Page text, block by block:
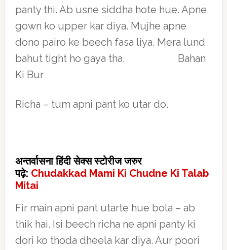
panty thi. Ab usne siddha hote hue. Apne
gown ko upper kar diya. Mujhe apne
dono pairo ke beech fasa liya. Mera lund
bahut tight ho gaya tha. Bahan
Ki Bur
Richa – tum apni pant ko utar do.
अन्तर्वासना हिंदी सेक्स स्टोरीज जरुर
पढ़े: Chudakkad Mami Ki Chudne Ki Talab
Mitai
Fir main apni pant utarte hue bola – ab
thik hai. Isi beech richa ne apni panty ki
dori ko thoda dheela kar diya. Aur poori